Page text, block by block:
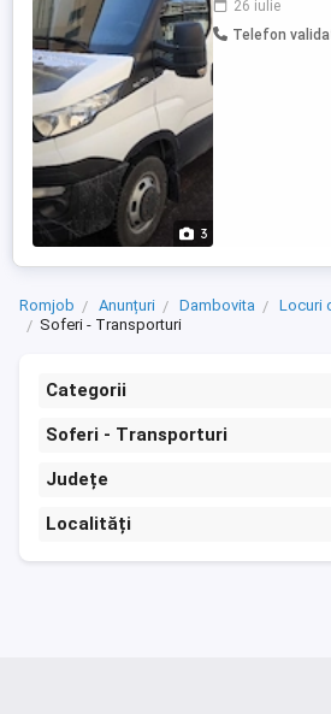
3
descarcă
Programul de
26 iulie
Telefon
Romjob Anunțuri Dambovita
Locuri
Soferi - Transporturi
Categorii
Soferi - Transporturi
Județe
Localități